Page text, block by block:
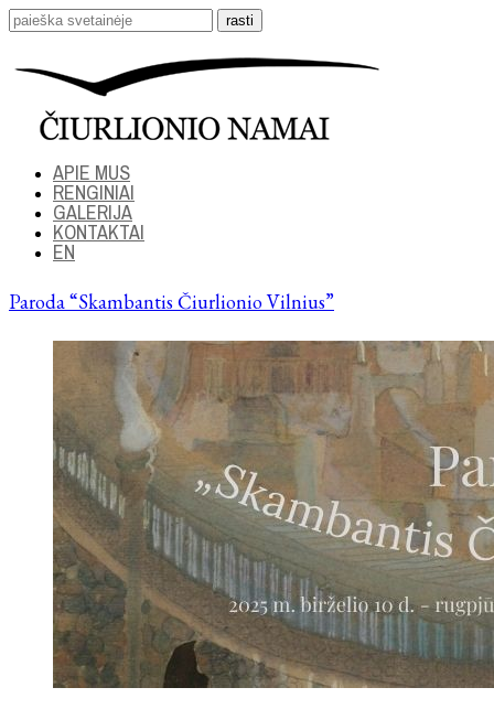
APIE MUS
RENGINIAI
GALERIJA
KONTAKTAI
EN
Paroda “Skambantis Čiurlionio Vilnius”